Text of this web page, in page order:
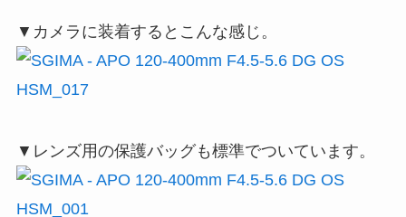
▼カメラに装着するとこんな感じ。
▼レンズ用の保護バッグも標準でついています。